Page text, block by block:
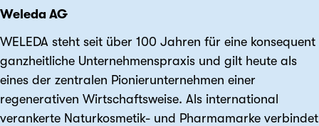
Weleda AG
WELEDA steht seit über 100 Jahren für eine konsequent
ganzheitliche Unternehmenspraxis und gilt heute als
eines der zentralen Pionierunternehmen einer
regenerativen Wirtschaftsweise. Als international
verankerte Naturkosmetik- und Pharma­marke verbindet